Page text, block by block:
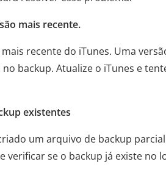
mais recente.
recente do iTunes. Uma
backup. Atualize o iTunes e
existentes
um arquivo de backup
verificar se o backup já existe no